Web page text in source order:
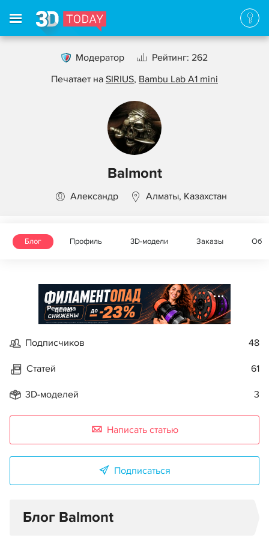
Модератор
Рейтинг: 262
Печатает на SIRIUS, Bambu Lab A1 mini
Balmont
Александр Алматы, Казахстан
Блог Профиль 3D-модели Заказы
Реклама
Подписчиков 48
Статей 61
3D-моделей 3
Написать статью
Подписаться
Блог Balmont